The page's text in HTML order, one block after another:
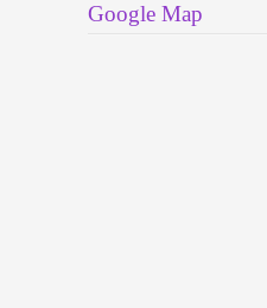
Google Map